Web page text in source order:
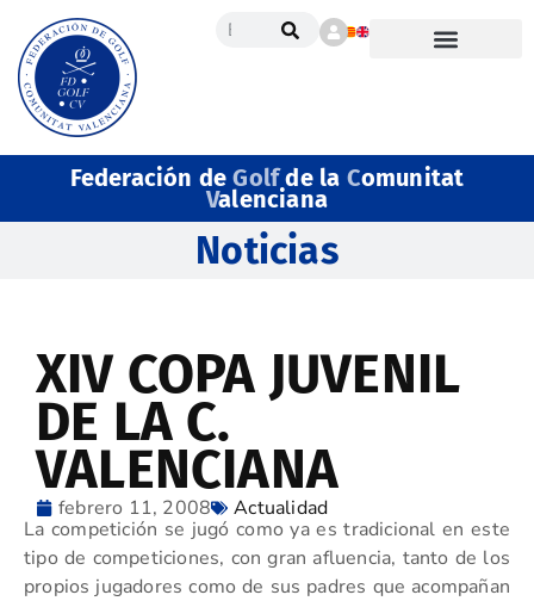
Federación deGolfde la Comunitat
Valenciana
Noticias
XIV COPA JUVENIL
DE LA C.
VALENCIANA
febrero 11, 2008
Actualidad
La competición se jugó como ya es tradicional en este
tipo de competiciones, con gran afluencia, tanto de los
propios jugadores como de sus padres que acompañan